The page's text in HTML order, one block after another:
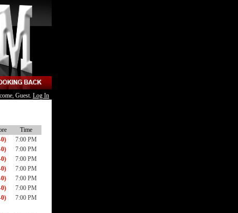
Guest. Log In
Time
7:00 PM
7:00 PM
7:00 PM
7:00 PM
7:00 PM
7:00 PM
7:00 PM